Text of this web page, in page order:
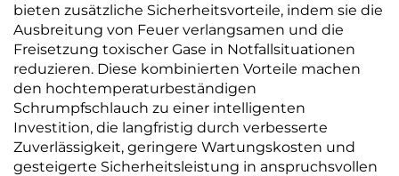
bieten zusätzliche Sicherheitsvorteile, indem sie die
Ausbreitung von Feuer verlangsamen und die
Freisetzung toxischer Gase in Notfallsituationen
reduzieren. Diese kombinierten Vorteile machen
den hochtemperaturbeständigen
Schrumpfschlauch zu einer intelligenten
Investition, die langfristig durch verbesserte
Zuverlässigkeit, geringere Wartungskosten und
gesteigerte Sicherheitsleistung in anspruchsvollen